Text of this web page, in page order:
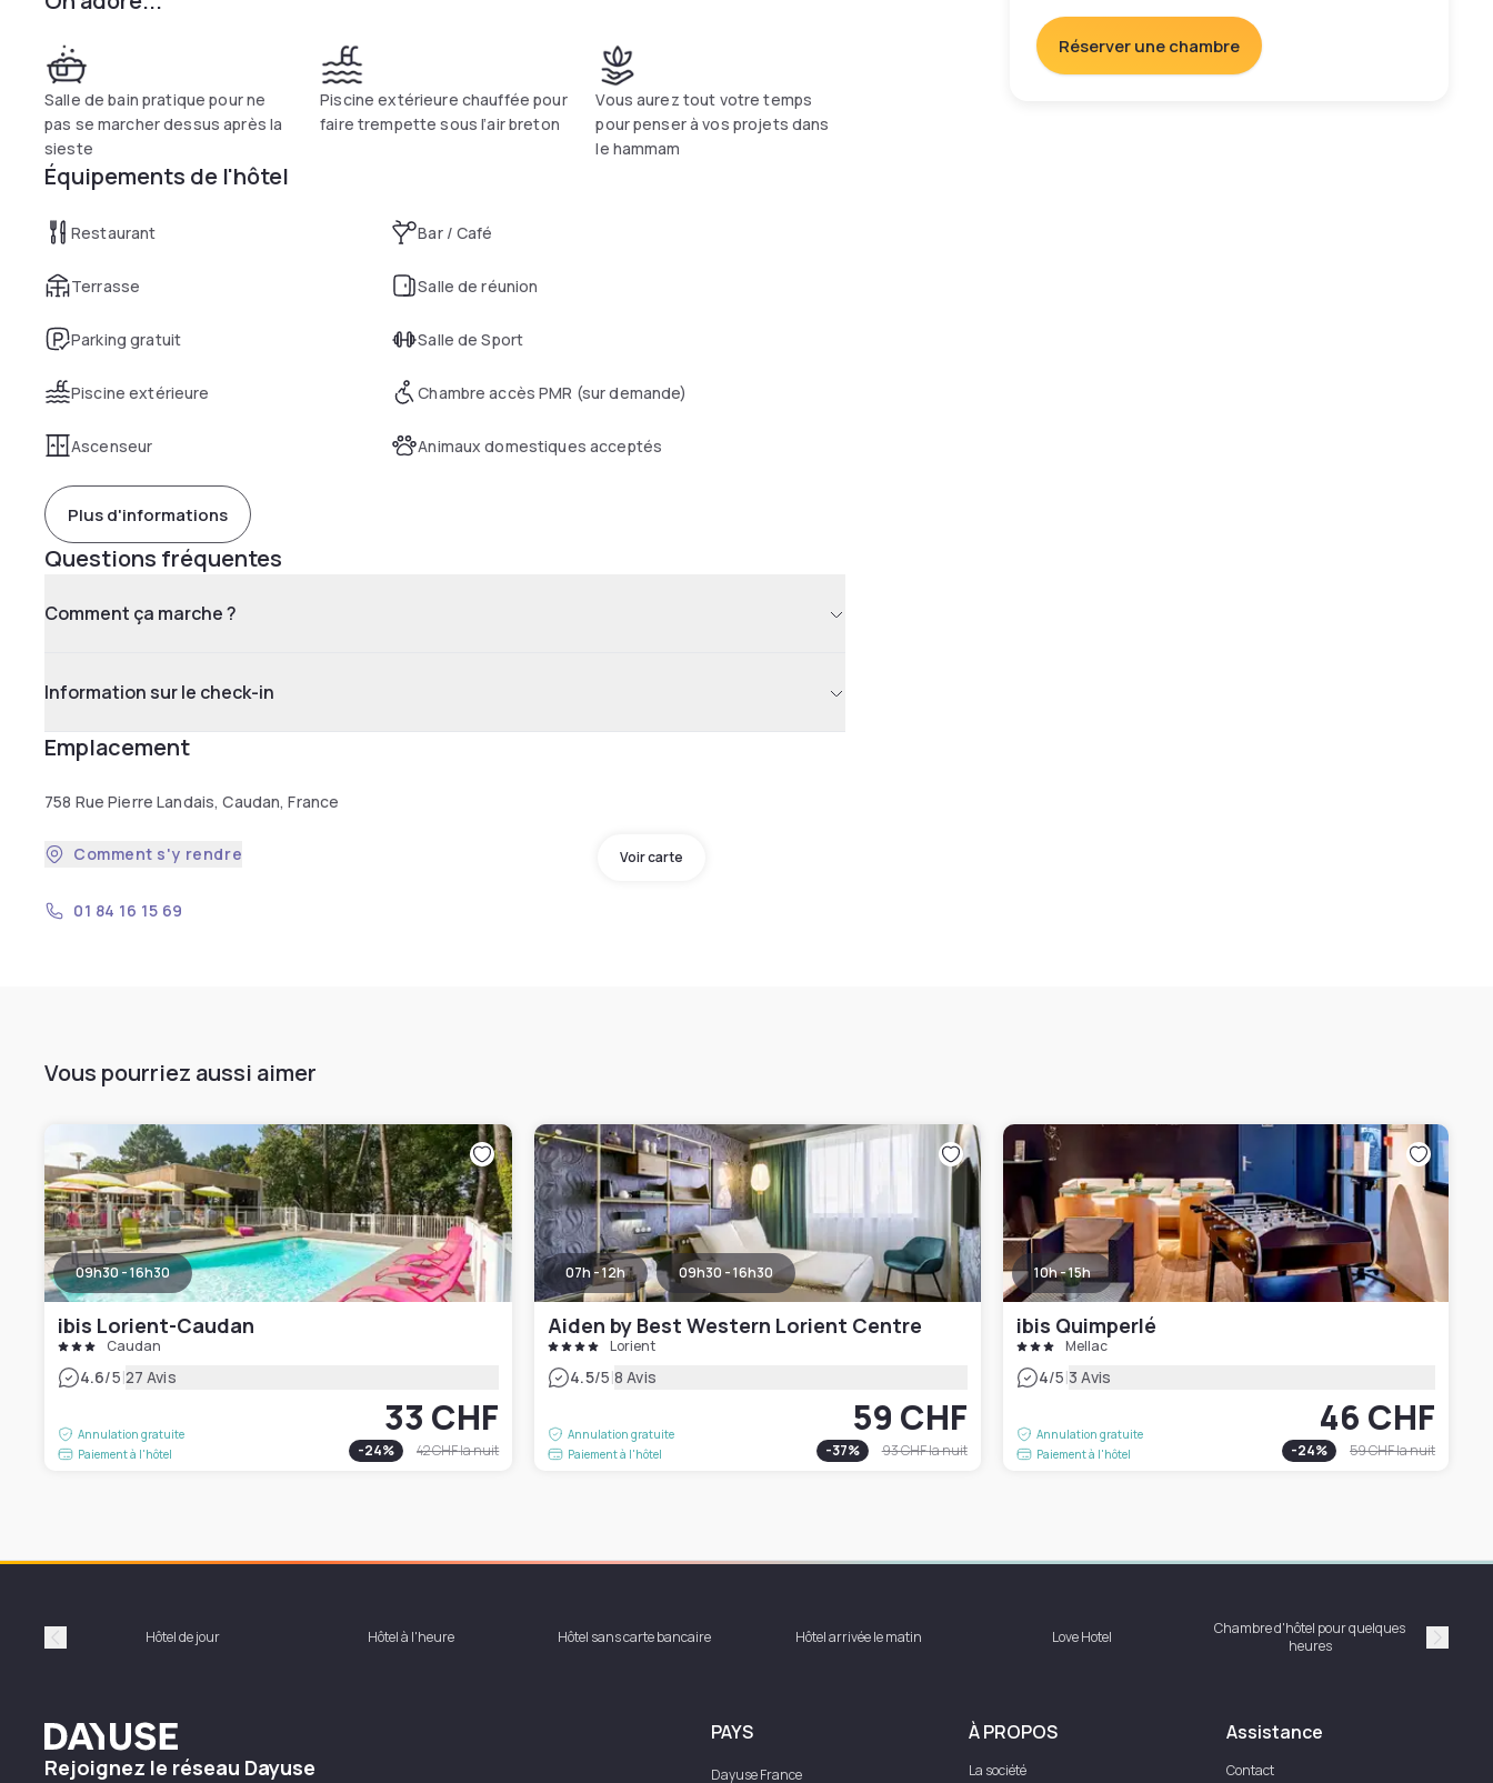
Salle de bain pratique pour ne
pas se marcher dessus après la
sieste
Piscine extérieure chauffée pour
faire trempette sous l’air breton
Vous aurez tout votre temps
pour penser à vos projets dans
le hammam
Équipements de l'hôtel
Restaurant Bar / Café
Terrasse Salle de réunion
Parking gratuit Salle de Sport
Piscine extérieure Chambre accès PMR (sur demande)
Ascenseur Animaux domestiques acceptés
Plus d'informations
Questions fréquentes
Comment ça marche ?
Information sur le check-in
Emplacement
758 Rue Pierre Landais, Caudan, France
Voir carte
Comment s'y rendre
01 84 16 15 69
Réserver une chambre
Vous pourriez aussi aimer
09h30 - 16h30
ibis Lorient-Caudan
Caudan
4.6/5|27 Avis
Annulation gratuite
Paiement à l'hôtel
33 CHF
-24% 42 CHFla nuit
07h - 12h 09h30 - 16h30
Aiden by Best Western Lorient Centre
Lorient
4.5/5|8 Avis
Annulation gratuite
Paiement à l'hôtel
59 CHF
-37% 93 CHFla nuit
10h - 15h
ibis Quimperlé
Mellac
4/5|3 Avis
Annulation gratuite
Paiement à l'hôtel
46 CHF
-24% 59 CHFla nuit
Précédent Hôtel de jour Hôtel à l'heure Hôtel sans carte bancaire Hôtel arrivée le matin Love Hotel
Chambre d'hôtel pour quelques
heures
Dayuse
Rejoignez le réseau Dayuse
PAYS
DayuseFrance
À PROPOS
La société
Assistance
Contact